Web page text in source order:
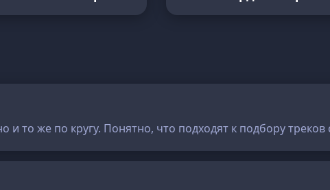
и то же по кругу. Понятно, что подходят к подбору треков